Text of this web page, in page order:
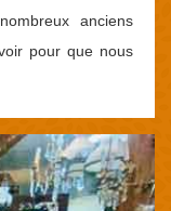
anciens
pour que nous